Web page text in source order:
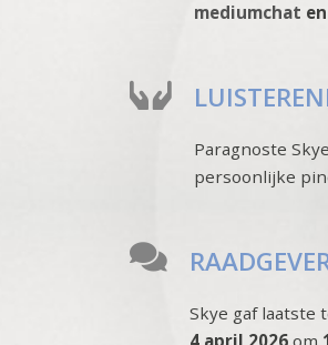
mediumchat
Paragnoste
persoonlijke
Skye gaf laatste